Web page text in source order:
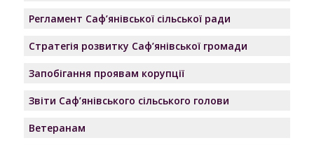
Регламент Саф’янівської сільської ради
Стратегія розвитку Саф’янівської громади
Запобігання проявам корупції
Звіти Саф’янівського сільського голови
Ветеранам